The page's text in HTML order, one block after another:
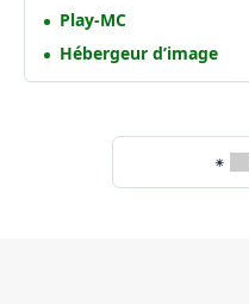
Play-MC
Hébergeur d’image